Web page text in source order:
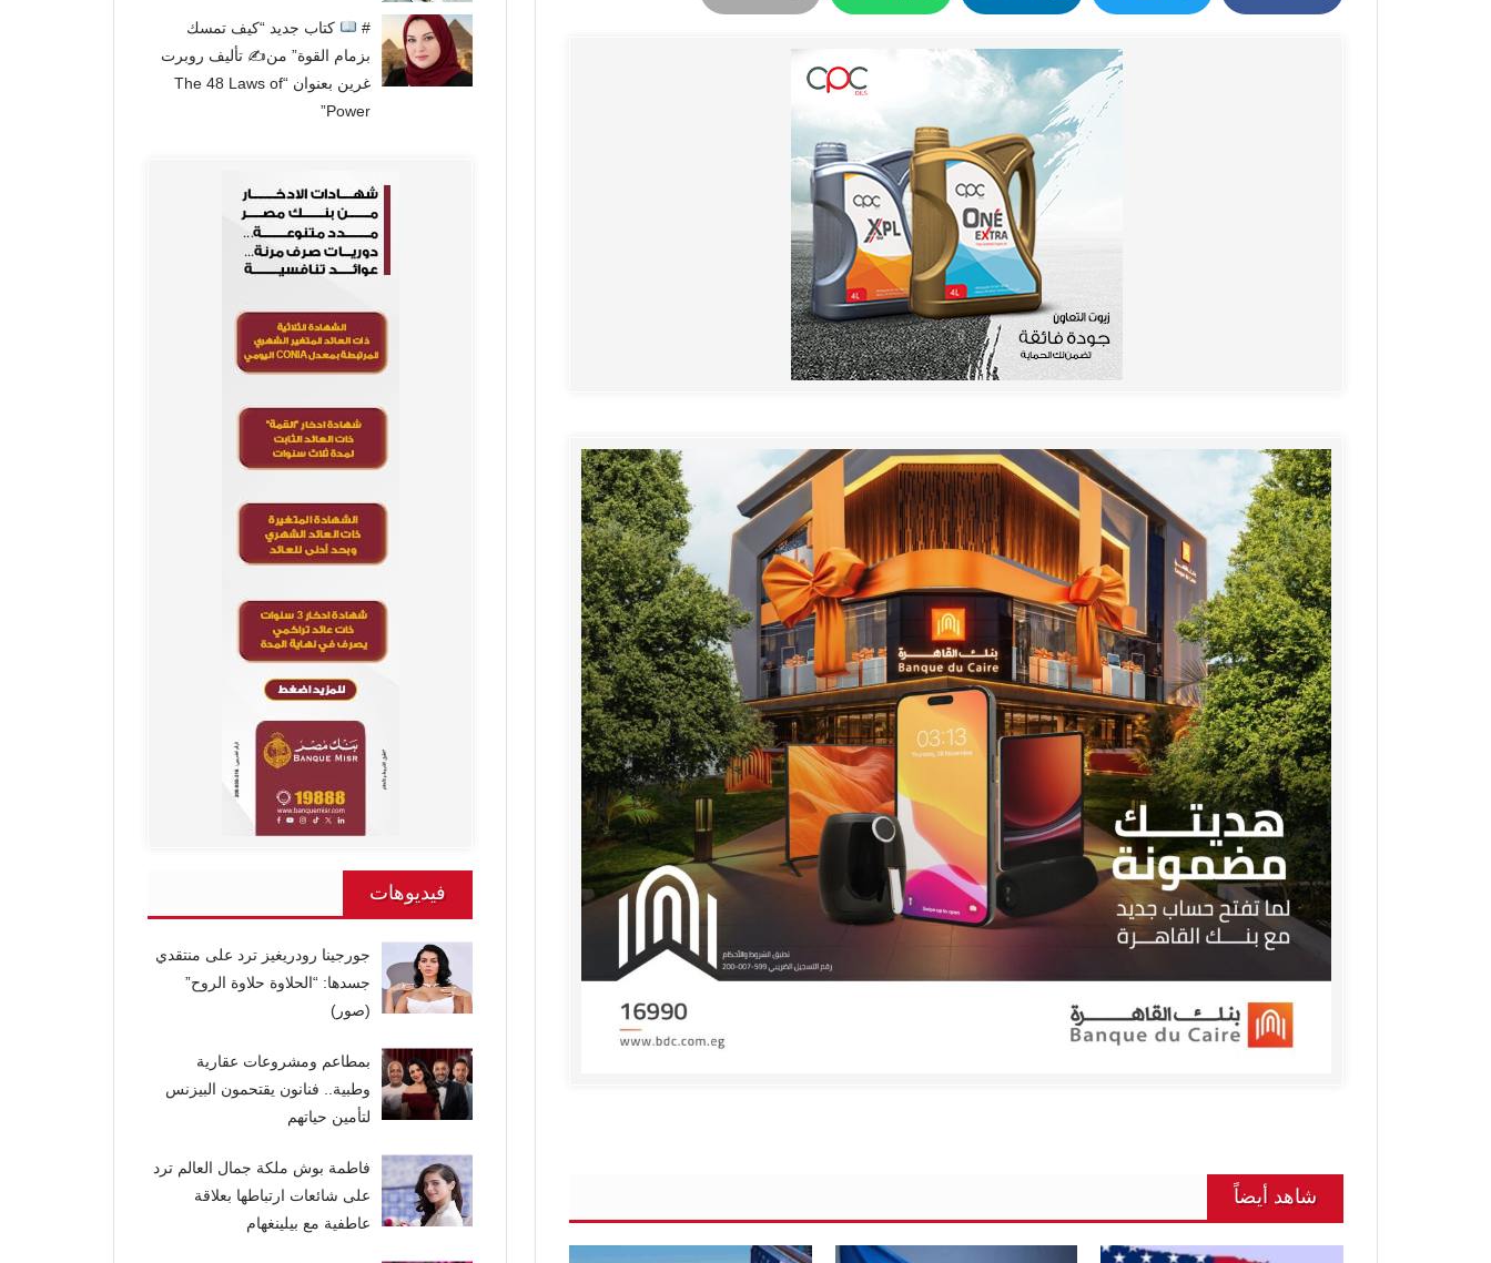
شاهد أيضاً
#
كتاب جديد “كيف تمسك
بزمام القوة” من✍ تأليف روبرت
غرين بعنوان “The 48 Laws of
Power”
فيديوهات
جورجينا رودريغيز ترد على منتقدي
جسدها: “الحلاوة حلاوة الروح”
(صور)
بمطاعم ومشروعات عقارية
وطبية.. فنانون يقتحمون البيزنس
لتأمين حياتهم
فاطمة بوش ملكة جمال العالم ترد
على شائعات ارتباطها بعلاقة
عاطفية مع بيلينغهام